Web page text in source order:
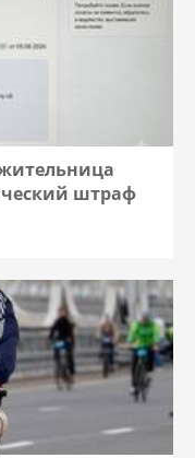
штраф